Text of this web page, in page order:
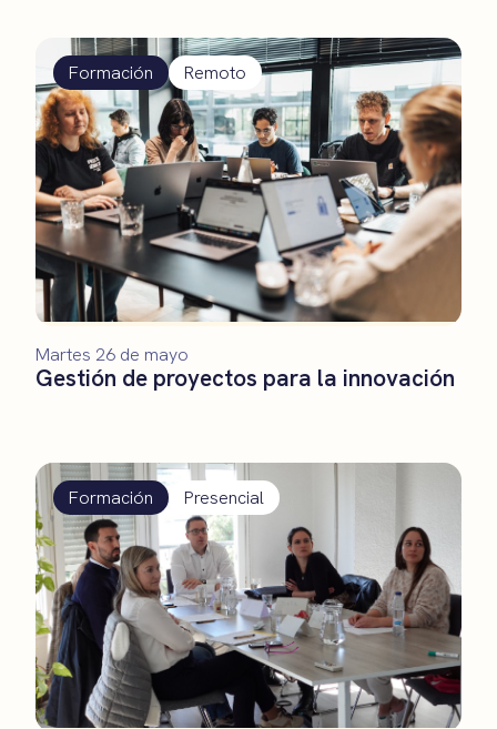
Formación Remoto
Gestión de proyectos para la innovación
Martes 26 de mayo
Formación Presencial